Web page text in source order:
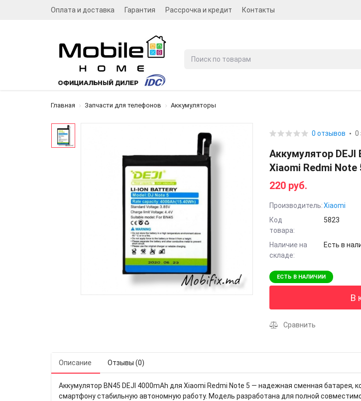
Оплата и доставка Гарантия Рассрочка и кредит Контакты
Главная Запчасти для телефонов Аккумуляторы
0 отзывов 0
Аккумулятор DEJI
Xiaomi Redmi Note
220 руб.
Производитель: Xiaomi
Код
товара:
5823
Наличие на
складе:
Есть в
ЕСТЬ В НАЛИЧИИ
В
Сравнить
Описание Отзывы (0)
Аккумулятор BN45 DEJI 4000mAh для Xiaomi Redmi Note 5 — надежная сменная батарея,
смартфону стабильную автономную работу. Модель разработана для полной